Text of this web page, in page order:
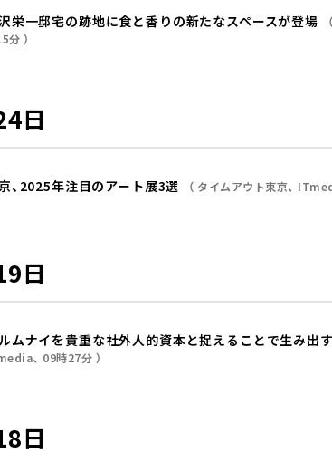
栄一邸宅の跡地に食と香りの新たなスペースが登場
分
日
、2025年注目のアート展3選 タイムアウト東京
日
ムナイを貴重な社外人的資本と捉えることで生み出
09時27分
日